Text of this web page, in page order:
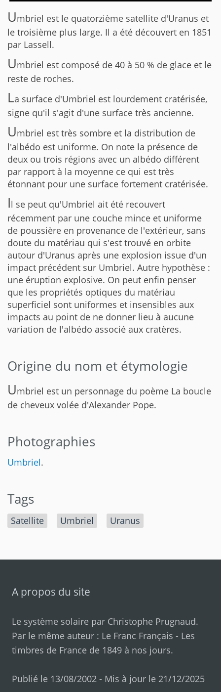
Umbriel est le quatorzième satellite d'Uranus et
le troisième plus large. Il a été découvert en 1851
par Lassell.
Umbriel est composé de 40 à 50 % de glace et le
reste de roches.
La surface d'Umbriel est lourdement cratérisée,
signe qu'il s'agit d'une surface très ancienne.
Umbriel est très sombre et la distribution de
l'albédo est uniforme. On note la présence de
deux ou trois régions avec un albédo différent
par rapport à la moyenne ce qui est très
étonnant pour une surface fortement cratérisée.
Il se peut qu'Umbriel ait été recouvert
récemment par une couche mince et uniforme
de poussière en provenance de l'extérieur, sans
doute du matériau qui s'est trouvé en orbite
autour d'Uranus après une explosion issue d'un
impact précédent sur Umbriel. Autre hypothèse :
une éruption explosive. On peut enfin penser
que les propriétés optiques du matériau
superficiel sont uniformes et insensibles aux
impacts au point de ne donner lieu à aucune
variation de l'albédo associé aux cratères.
Origine du nom et étymologie
Umbriel est un personnage du poème La boucle
de cheveux volée d'Alexander Pope.
Photographies
Umbriel.
Tags
Satellite Umbriel Uranus
A propos du site
Le système solaire par Christophe Prugnaud.
Par le même auteur : Le Franc Français - Les
timbres de France de 1849 à nos jours.
Publié le 13/08/2002 - Mis à jour le 21/12/2025